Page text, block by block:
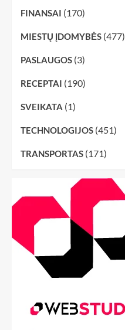
FINANSAI (170)
MIESTŲ ĮDOMYBĖS (477)
PASLAUGOS (3)
RECEPTAI (190)
SVEIKATA (1)
TECHNOLOGIJOS (451)
TRANSPORTAS (171)